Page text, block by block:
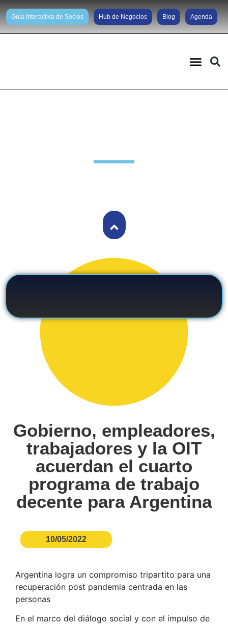
Guía Interactiva de Socios Hub de Negocios Blog Agenda
Gobierno, empleadores,
trabajadores y la OIT
acuerdan el cuarto
programa de trabajo
decente para Argentina
10/05/2022
Argentina logra un compromiso tripartito para una
recuperación post pandemia centrada en las
personas
En el marco del diálogo social y con el impulso de